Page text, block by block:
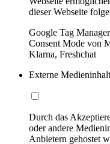
dieser Webseite
Google Tag
Consent Mode von
Klarna, Freshchat
Externe
Durch das
oder andere
Anbietern gehostet